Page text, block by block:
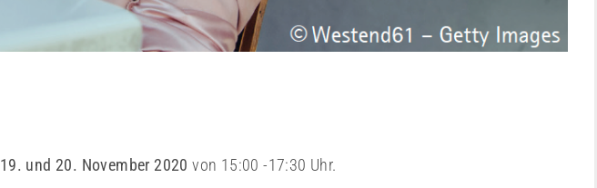
und 20. November 2020 von 15:00 -17:30 Uhr.